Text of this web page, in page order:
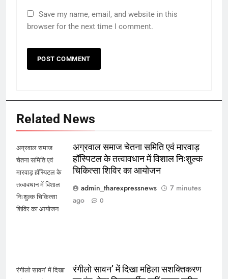
Save my name, email, and website in this
browser for the next time I comment.
Related News
अग्रवाल समाज
चेतना समिति एवं
मारवाड़ हॉस्पिटल के
तत्वावधान में विशाल
निःशुल्क चिकित्सा
शिविर का आयोजन
अग्रवाल समाज चेतना समिति एवं मारवाड़
हॉस्पिटल के तत्वावधान में विशाल निःशुल्क
चिकित्सा शिविर का आयोजन
admin_tharexpressnews
7 minutes
ago
0
रंगीलो सावन’ में दिखा
रंगीलो सावन’ में दिखा महिला सशक्तिकरण